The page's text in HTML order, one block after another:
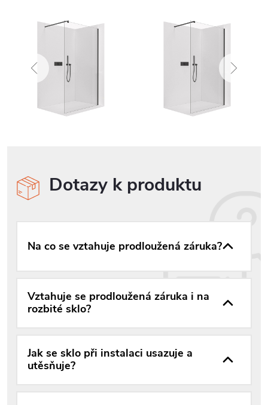
Dotazy k produktu
Na co se vztahuje prodloužená záruka?
Vztahuje se prodloužená záruka i na
rozbité sklo?
Jak se sklo při instalaci usazuje a
utěsňuje?